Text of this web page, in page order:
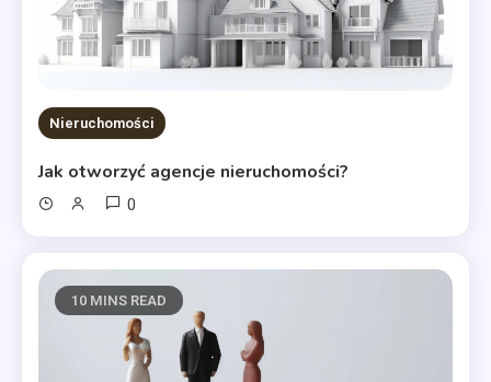
Nieruchomości
Jak otworzyć agencje nieruchomości?
0
10 MINS READ